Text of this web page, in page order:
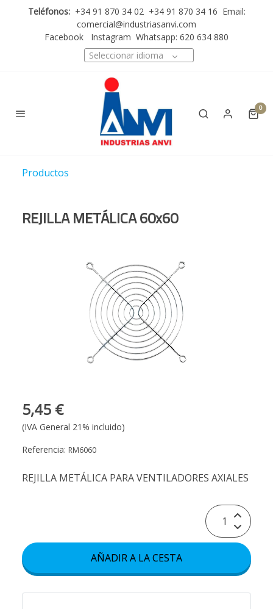
Teléfonos: +34 91 870 34 02 +34 91 870 34 16 Email:
comercial@industriasanvi.com
Facebook
Instagram Whatsapp: 620 634 880
Seleccionar idioma
0
Productos
REJILLA METÁLICA 60x60
5,45 €
(IVA General 21% incluido)
Referencia: RM6060
REJILLA METÁLICA PARA VENTILADORES AXIALES
AÑADIR A LA CESTA